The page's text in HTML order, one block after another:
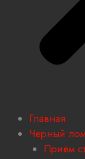
Главная
Черный
Прием